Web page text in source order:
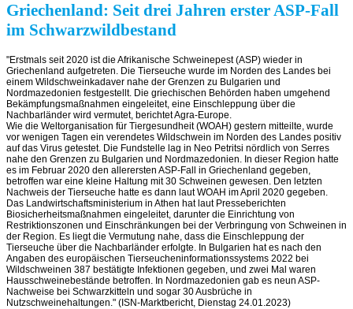
Griechenland: Seit drei Jahren erster ASP-Fall
im Schwarzwildbestand
Erstmals seit 2020 ist die Afrikanische Schweinepest (ASP) wieder in
Griechenland aufgetreten. Die Tierseuche wurde im Norden des Landes bei
einem Wildschweinkadaver nahe der Grenzen zu Bulgarien und
Nordmazedonien festgestellt. Die griechischen Behörden haben umgehend
Bekämpfungsmaßnahmen eingeleitet, eine Einschleppung über die
Nachbarländer wird vermutet, berichtet Agra-Europe.
Wie die Weltorganisation für Tiergesundheit (WOAH) gestern mitteilte, wurde
vor wenigen Tagen ein verendetes Wildschwein im Norden des Landes positiv
auf das Virus getestet. Die Fundstelle lag in Neo Petritsi nördlich von Serres
nahe den Grenzen zu Bulgarien und Nordmazedonien. In dieser Region hatte
es im Februar 2020 den allerersten ASP-Fall in Griechenland gegeben,
betroffen war eine kleine Haltung mit 30 Schweinen gewesen. Den letzten
Nachweis der Tierseuche hatte es dann laut WOAH im April 2020 gegeben.
Das Landwirtschaftsministerium in Athen hat laut Presseberichten
Biosicherheitsmaßnahmen eingeleitet, darunter die Einrichtung von
Restriktionszonen und Einschränkungen bei der Verbringung von Schweinen in
der Region. Es liegt die Vermutung nahe, dass die Einschleppung der
Tierseuche über die Nachbarländer erfolgte. In Bulgarien hat es nach den
Angaben des europäischen Tierseucheninformationssystems 2022 bei
Wildschweinen 387 bestätigte Infektionen gegeben, und zwei Mal waren
Hausschweinebestände betroffen. In Nordmazedonien gab es neun ASP-
Nachweise bei Schwarzkitteln und sogar 30 Ausbrüche in
Nutzschweinehaltungen. (ISN-Marktbericht, Dienstag 24.01.2023)